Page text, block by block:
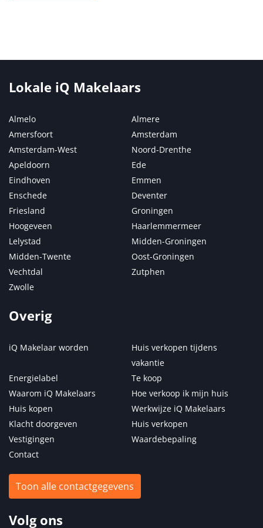
Lokale iQ Makelaars
Almelo
Almere
Amersfoort
Amsterdam
Amsterdam-West
Noord-Drenthe
Apeldoorn
Ede
Eindhoven
Emmen
Enschede
Deventer
Friesland
Groningen
Hoogeveen
Haarlemmermeer
Lelystad
Midden-Groningen
Midden-Twente
Oost-Groningen
Vechtdal
Zutphen
Zwolle
Overig
iQ Makelaar worden
Huis verkopen tijdens
vakantie
Energielabel
Te koop
Waarom iQ Makelaars
Hoe verkoop ik mijn huis
Huis kopen
Werkwijze iQ Makelaars
Klacht doorgeven
Huis verkopen
Vestigingen
Waardebepaling
Contact
Toon alle contactgegevens
Volg ons